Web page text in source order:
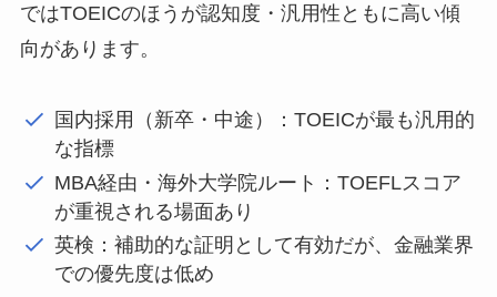
ではTOEICのほうが認知度・汎用性ともに高い傾
向があります。
国内採用（新卒・中途）：TOEICが最も汎用的
な指標
MBA経由・海外大学院ルート：TOEFLスコア
が重視される場面あり
英検：補助的な証明として有効だが、金融業界
での優先度は低め